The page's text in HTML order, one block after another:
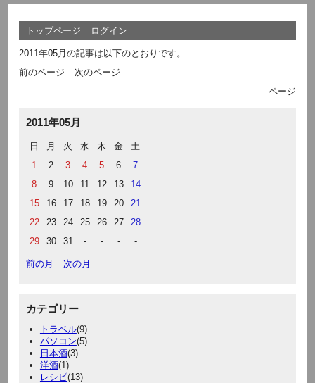
トップページ ログイン
2011年05月の記事は以下のとおりです。
前のページ
次のページ
ページ
2011年05月
日 月 火 水 木 金
土
1
2 3 4 5 6
7
8
9 10 11 12 13
14
15
16 17 18 19 20
21
22
23 24 25 26 27
28
29
30 31 - - - -
前の月 次の月
カテゴリー
トラベル(9)
パソコン(5)
日本酒(3)
洋酒(1)
レシピ(13)